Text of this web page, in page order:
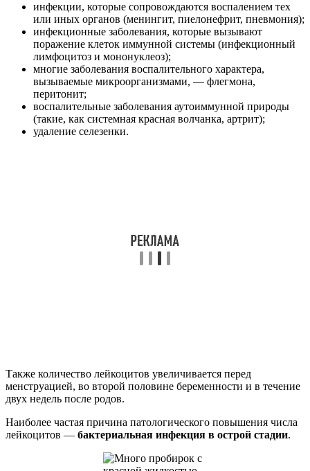
инфекции, которые сопровождаются воспалением тех
или иных органов (менингит, пиелонефрит, пневмония);
инфекционные заболевания, которые вызывают
поражение клеток иммунной системы (инфекционный
лимфоцитоз и мононуклеоз);
многие заболевания воспалительного характера,
вызываемые микроорганизмами, — флегмона,
перитонит;
воспалительные заболевания аутоиммунной природы
(такие, как системная красная волчанка, артрит);
удаление селезенки.
Также количество лейкоцитов увеличивается перед
менструацией, во второй половине беременности и в течение
двух недель после родов.
Наиболее частая причина патологического повышения числа
лейкоцитов — бактериальная инфекция в острой стадии.